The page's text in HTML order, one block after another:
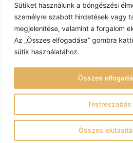
Sütiket használunk a böngészési
személyre szabott hirdetések vagy
megjelenítése, valamint a forgalom
Az „Összes elfogadása” gombra
sütik használatához.
Testreszabás
Összes
Összes
Impresszum
Adatvédelem
Fenntartó: Mályi Község
© Mályi Móra Ferenc Közösségi Ház és
jog fenntartva
Redesign: V.AD Marketing